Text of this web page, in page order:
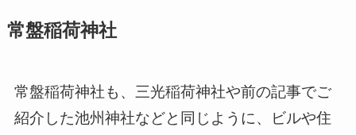
常盤稲荷神社
常盤稲荷神社も、三光稲荷神社や前の記事でご
紹介した池州神社などと同じように、ビルや住